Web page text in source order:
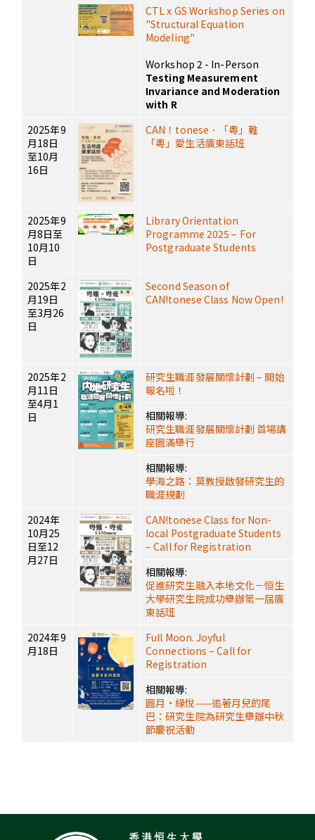
CTL x GS Workshop Series on
"Structural Equation
Modeling"
Workshop 2 - In-Person
Testing Measurement
Invariance and Moderation
with R
2025年9
月18日
至10月
16日
CAN！tonese．「粵」難
「粵」愛生活廣東話班
2025年9
月8日至
10月10
日
Library Orientation
Programme 2025 – For
Postgraduate Students
2025年2
月19日
至3月26
日
Second Season of
CAN!tonese Class Now Open!
2025年2
月11日
至4月1
日
研究生職涯發展關懷計劃 – 開始
報名啦！
相關報導:
研究生職涯發展關懷計劃 首場講
座圓滿舉行
相關報導:
學海之路：莫教授啟發研究生的
職涯規劃
2024年
10月25
日至12
月27日
CAN!tonese Class for Non-
local Postgraduate Students
– Call for Registration
相關報導:
促進研究生融入本地文化－恒生
大學研究生院成功舉辦第一屆廣
東話班
2024年9
月18日
Full Moon. Joyful
Connections – Call for
Registration
相關報導:
圓月·緣悅——追著月兒的尾
巴：研究生院為研究生舉辦中秋
節慶祝活動